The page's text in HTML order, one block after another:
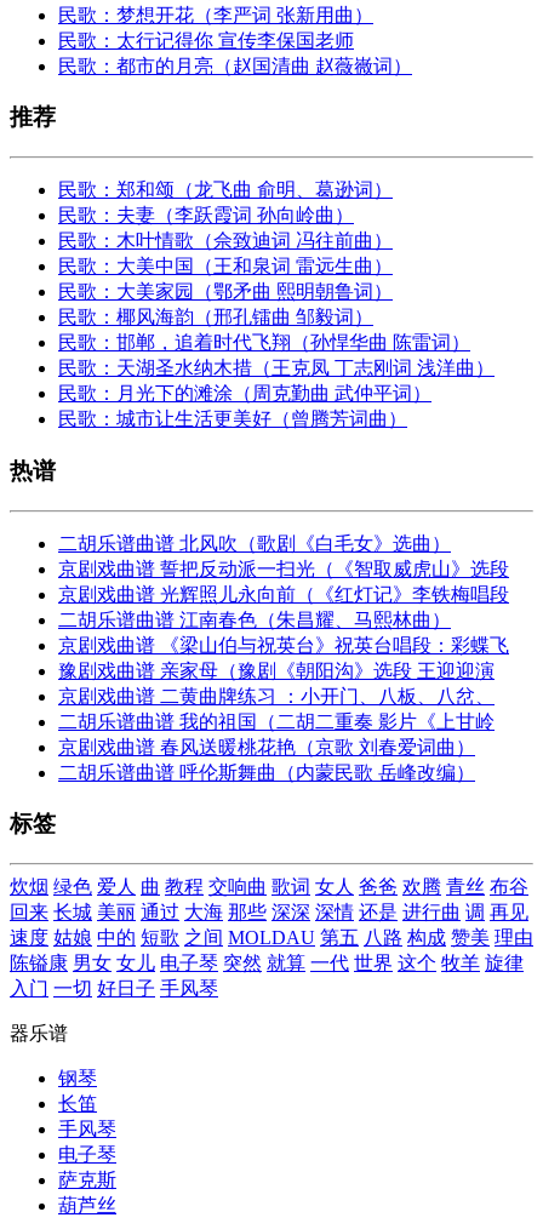
民歌：梦想开花（李严词 张新用曲）
民歌：太行记得你 宣传李保国老师
民歌：都市的月亮（赵国清曲 赵薇嶶词）
推荐
民歌：郑和颂（龙飞曲 俞明、葛逊词）
民歌：夫妻（李跃霞词 孙向岭曲）
民歌：木叶情歌（佘致迪词 冯往前曲）
民歌：大美中国（王和泉词 雷远生曲）
民歌：大美家园（鄂矛曲 熙明朝鲁词）
民歌：椰风海韵（邢孔镭曲 邹毅词）
民歌：邯郸，追着时代飞翔（孙悍华曲 陈雷词）
民歌：天湖圣水纳木措（王克凤 丁志刚词 浅洋曲）
民歌：月光下的滩涂（周克勤曲 武仲平词）
民歌：城市让生活更美好（曾腾芳词曲）
热谱
二胡乐谱曲谱 北风吹（歌剧《白毛女》选曲）
京剧戏曲谱 誓把反动派一扫光（《智取威虎山》选段
京剧戏曲谱 光辉照儿永向前（《红灯记》李铁梅唱段
二胡乐谱曲谱 江南春色（朱昌耀、马熙林曲）
京剧戏曲谱 《梁山伯与祝英台》祝英台唱段：彩蝶飞
豫剧戏曲谱 亲家母（豫剧《朝阳沟》选段 王迎迎演
京剧戏曲谱 二黄曲牌练习 ：小开门、八板、八岔、
二胡乐谱曲谱 我的祖国（二胡二重奏 影片《上甘岭
京剧戏曲谱 春风送暖桃花艳（京歌 刘春爱词曲）
二胡乐谱曲谱 呼伦斯舞曲（内蒙民歌 岳峰改编）
标签
炊烟 绿色 爱人 曲 教程 交响曲 歌词 女人 爸爸 欢腾 青丝 布谷
回来 长城 美丽 通过 大海 那些 深深 深情 还是 进行曲 调 再见
速度 姑娘 中的 短歌 之间 MOLDAU 第五 八路 构成 赞美 理由
陈镒康 男女 女儿 电子琴 突然 就算 一代 世界 这个 牧羊 旋律
入门 一切 好日子 手风琴
器乐谱
钢琴
长笛
手风琴
电子琴
萨克斯
葫芦丝